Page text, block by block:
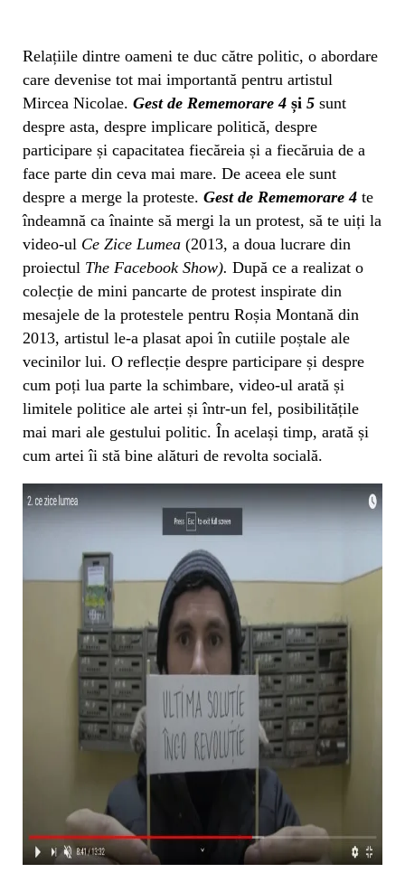
Relațiile dintre oameni te duc către politic, o abordare
care devenise tot mai importantă pentru artistul
Mircea Nicolae. Gest de Rememorare 4 și 5 sunt
despre asta, despre implicare politică, despre
participare și capacitatea fiecăreia și a fiecăruia de a
face parte din ceva mai mare. De aceea ele sunt
despre a merge la proteste. Gest de Rememorare 4 te
îndeamnă ca înainte să mergi la un protest, să te uiți la
video-ul Ce Zice Lumea (2013, a doua lucrare din
proiectul The Facebook Show). După ce a realizat o
colecție de mini pancarte de protest inspirate din
mesajele de la protestele pentru Roșia Montană din
2013, artistul le-a plasat apoi în cutiile poștale ale
vecinilor lui. O reflecție despre participare și despre
cum poți lua parte la schimbare, video-ul arată și
limitele politice ale artei și într-un fel, posibilitățile
mai mari ale gestului politic. În același timp, arată și
cum artei îi stă bine alături de revolta socială.